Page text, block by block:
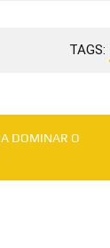
TAGS:
DOMINAR O